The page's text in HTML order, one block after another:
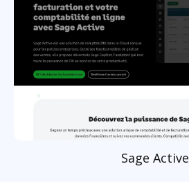
Sage Active